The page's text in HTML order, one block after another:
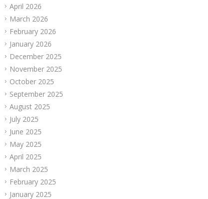
April 2026
March 2026
February 2026
January 2026
December 2025
November 2025
October 2025
September 2025
August 2025
July 2025
June 2025
May 2025
April 2025
March 2025
February 2025
January 2025